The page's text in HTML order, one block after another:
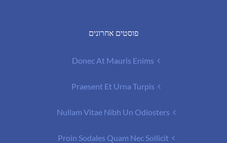
פוסטים אחרונים
Donec At Mauris Enims
Praesent Et Urna Turpis
Nullam Vitae Nibh Un Odiosters
Proin Sodales Quam Nec Sollicit